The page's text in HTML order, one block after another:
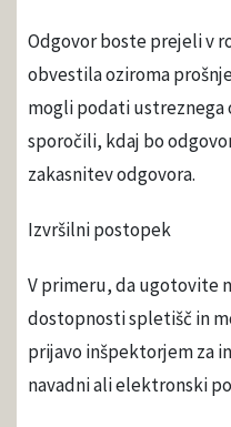
Odgovor boste prejeli v
obvestila oziroma
mogli podati ustreznega
sporočili, kdaj bo
zakasnitev odgovora.
Izvršilni postopek
V primeru, da ugotovite
dostopnosti spletišč in
prijavo inšpektorjem za
navadni ali elektronski